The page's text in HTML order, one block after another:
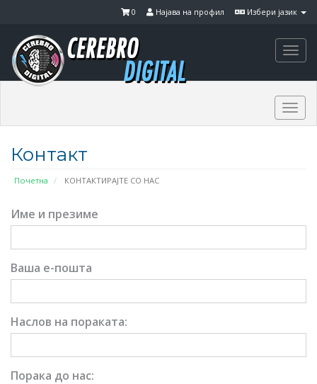
Избери јазик
Најава на профил
0
Контакт
Почетна КОНТАКТИРАЈТЕ СО НАС
Име и презиме
Ваша е-пошта
Наслов на пораката:
Порака до нас: